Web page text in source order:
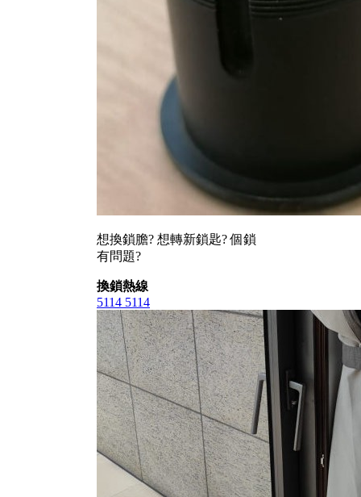
想換鎖膽? 想轉新鎖匙? 個鎖
有問題?
換鎖熱線
5114 5114